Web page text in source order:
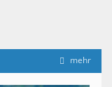
mehr